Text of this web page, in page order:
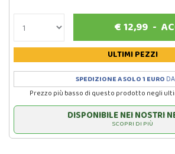
€12,99-
ULTIMI PEZZI
SPEDIZIONE A SOLO 1 EURO
Prezzo più basso di questo prodotto negli
DISPONIBILE NEI NOSTRI
SCOPRI DI PIÙ